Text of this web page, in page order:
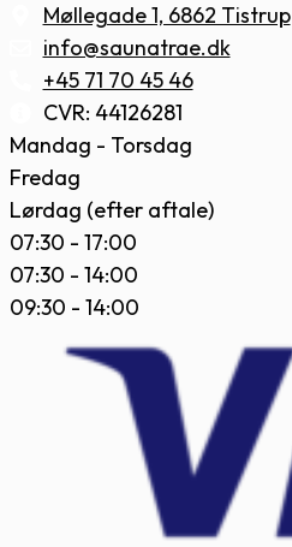
Møllegade 1, 6862 Tistrup
info@saunatrae.dk
+45 71 70 45 46
CVR: 44126281
Mandag - Torsdag
Fredag
Lørdag (efter aftale)
07:30 - 17:00
07:30 - 14:00
09:30 - 14:00